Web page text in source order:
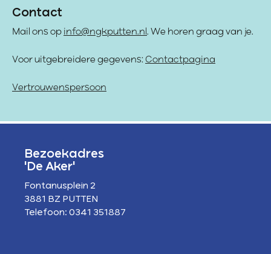
Contact
Mail ons op info@ngkputten.nl . We horen graag van je.
Voor uitgebreidere gegevens: Contactpagina
Vertrouwenspersoon
Bezoekadres
'De Aker'
Fontanusplein 2
3881 BZ PUTTEN
Telefoon: 0341 351887